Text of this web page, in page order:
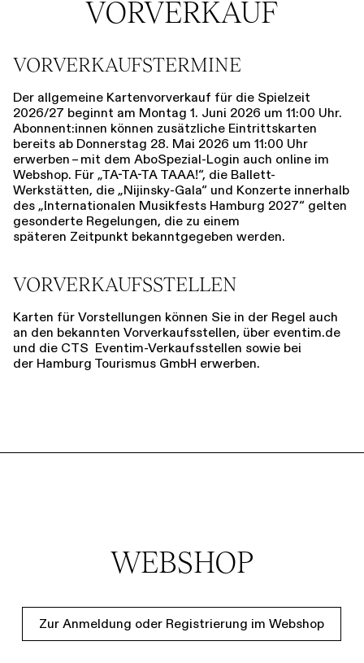
VORVERKAUF
VORVERKAUFSTERMINE
Der allgemeine Kartenvorverkauf für die Spielzeit
2026/27 beginnt am Montag ­1. Juni 2026 um 11:00 Uhr.
Abonnent:innen können zusätzliche Eintrittskarten
bereits ab Donnerstag 28. Mai 2026 um 11:00 Uhr
erwerben – mit dem AboSpezial-Login auch online im
Webshop. Für „TA-TA-TA TAAA!“, die Ballett-
Werkstätten, die „Nijinsky-Gala“ und Konzerte innerhalb
des „Internationalen Musikfests Hamburg 2027“ gelten
gesonderte Re­gelungen, die zu einem
späteren Zeitpunkt bekanntgegeben werden.
VORVERKAUFSSTELLEN
Karten für Vorstellungen können Sie in der Regel auch
an den bekannten Vorverkaufsstellen, über eventim.de
und die CTS Eventim-Verkaufsstellen sowie bei
der Hamburg Tourismus GmbH erwerben.
WEBSHOP
Zur Anmeldung oder Registrierung im Webshop